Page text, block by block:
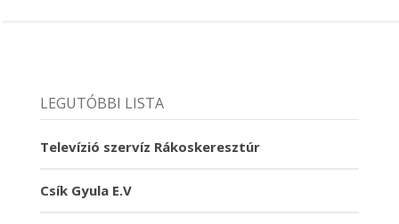
LEGUTÓBBI LISTA
Televízió szervíz Rákoskeresztúr
Csík Gyula E.V